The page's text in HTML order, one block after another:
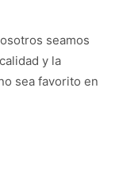
seamos
y la
sea favorito en